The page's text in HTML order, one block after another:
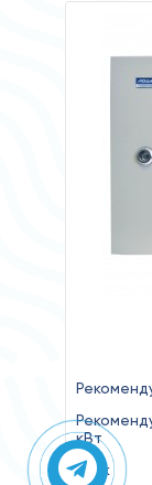
кВт
Пуск